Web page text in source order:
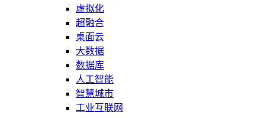
虚拟化
超融合
桌面云
大数据
数据库
人工智能
智慧城市
工业互联网